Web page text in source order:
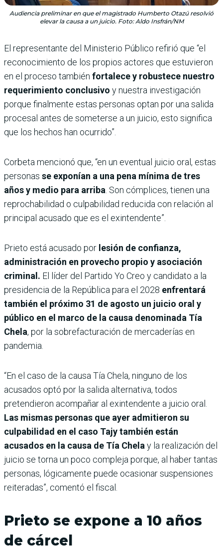
Audiencia preliminar en que el magistrado Humberto Otazú resolvió
elevar la causa a un juicio. Foto: Aldo Insfrán/NM
El representante del Ministerio Público refirió que “el
reconocimiento de los propios actores que estuvieron
en el proceso también fortalece y robustece nuestro
requerimiento conclusivo y nuestra investigación
porque finalmente estas personas optan por una salida
procesal antes de someterse a un juicio, esto significa
que los hechos han ocurrido”.
Corbeta mencionó que, “en un eventual juicio oral, estas
personas se exponían a una pena mínima de tres
años y medio para arriba. Son cómplices, tienen una
reprochabilidad o culpabilidad reducida con relación al
principal acusado que es el exintendente”.
Prieto está acusado por lesión de confianza,
administración en provecho propio y asociación
criminal. El líder del Partido Yo Creo y candidato a la
presidencia de la República para el 2028 enfrentará
también el próximo 31 de agosto un juicio oral y
público en el marco de la causa denominada Tía
Chela, por la sobrefacturación de mercaderías en
pandemia.
“En el caso de la causa Tía Chela, ninguno de los
acusados optó por la salida alternativa, todos
pretendieron acompañar al exintendente a juicio oral.
Las mismas personas que ayer admitieron su
culpabilidad en el caso Tajy también están
acusados en la causa de Tía Chelay la realización del
juicio se torna un poco compleja porque, al haber tantas
personas, lógicamente puede ocasionar suspensiones
reiteradas”, comentó el fiscal.
Prieto se expone a 10 años
de cárcel